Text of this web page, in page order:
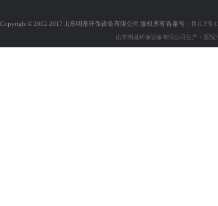
Copyright © 2002-2017 山东明基环保设备有限公司 版权所有 备案号：鲁ICP备
山东明基环保设备有限公司生产：医